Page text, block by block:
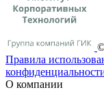
Правила
О компании